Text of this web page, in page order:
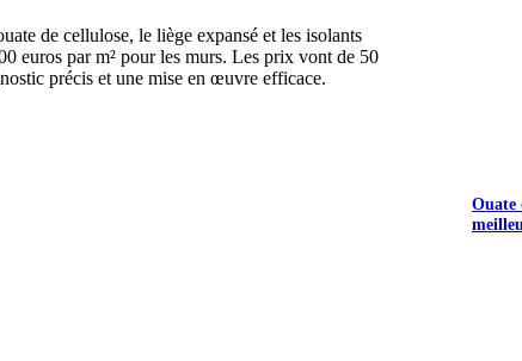
de cellulose, le liège expansé et les isolants
euros par m² pour les murs. Les prix vont de 50
précis et une mise en œuvre efficace.
Ouate